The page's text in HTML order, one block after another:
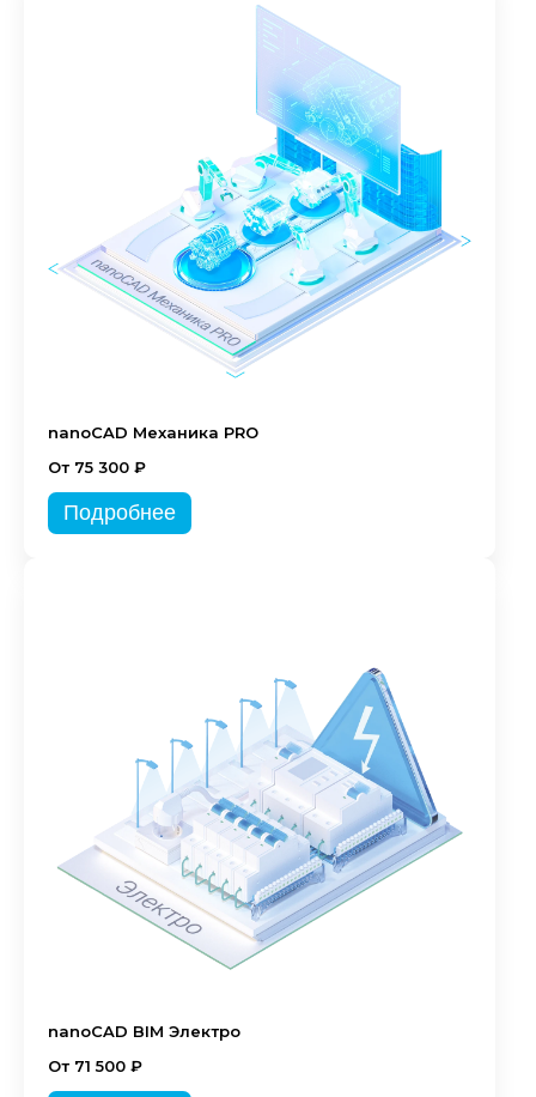
nanoCAD Механика PRO
От 75 300 ₽
Подробнее
nanoCAD BIM Электро
От 71 500 ₽